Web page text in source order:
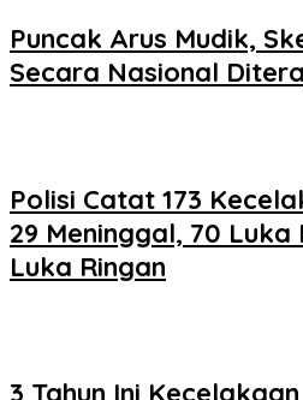
Puncak Arus Mudik,
Secara Nasional
Polisi Catat 173
29 Meninggal, 70
Luka Ringan
3 Tahun Ini